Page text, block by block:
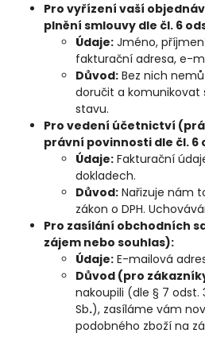
Pro vyřízení vaší
plnění smlouvy dle čl. 6
Údaje: Jméno,
fakturační adresa, e-
Důvod: Bez nich
doručit a komunikovat
stavu.
Pro vedení účetnictví
právní povinnosti dle čl. 6
Údaje: Fakturační
dokladech.
Důvod: Nařizuje nám
zákon o DPH.
Pro zasílání obchodních
zájem nebo souhlas):
Údaje: E-mailová
Důvod (pro
nakoupili (dle § 7
Sb.), zasíláme vám
podobného zboží na